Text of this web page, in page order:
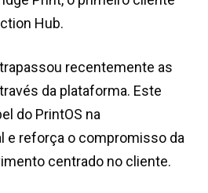
Hub.
recentemente as
da plataforma. Este
do PrintOS na
e reforça o compromisso da
centrado no cliente.